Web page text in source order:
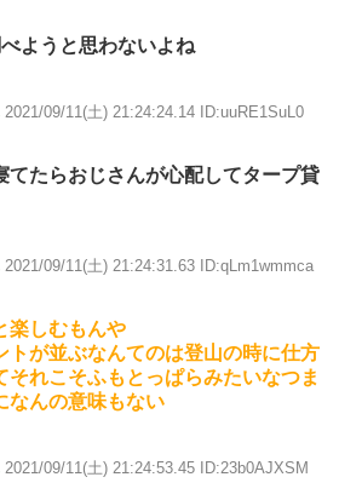
ようと思わないよね
2021/09/11(土) 21:24:24.14 ID:uuRE1SuL0
てたらおじさんが心配してタープ貸
2021/09/11(土) 21:24:31.63 ID:qLm1wmmca
楽しむもんや
トが並ぶなんてのは登山の時に仕方
それこそふもとっぱらみたいなつま
なんの意味もない
2021/09/11(土) 21:24:53.45 ID:23b0AJXSM